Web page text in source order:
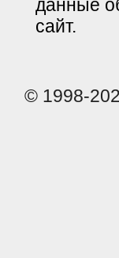
данные
сайт.
© 1998-